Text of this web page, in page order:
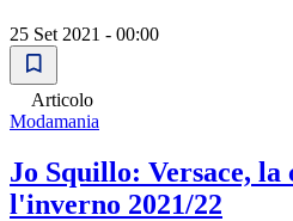
25 Set 2021 - 00:00
Articolo
Modamania
Jo Squillo: Versace, la
l'inverno 2021/22